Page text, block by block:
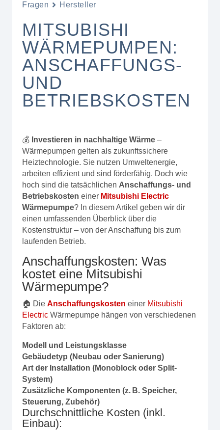
Fragen Hersteller
MITSUBISHI
WÄRMEPUMPEN:
ANSCHAFFUNGS-
UND
BETRIEBSKOSTEN
💰 Investieren in nachhaltige Wärme –
Wärmepumpen gelten als zukunftssichere
Heiztechnologie. Sie nutzen Umweltenergie,
arbeiten effizient und sind förderfähig. Doch wie
hoch sind die tatsächlichen Anschaffungs- und
Betriebskosten einer Mitsubishi Electric
Wärmepumpe? In diesem Artikel geben wir dir
einen umfassenden Überblick über die
Kostenstruktur – von der Anschaffung bis zum
laufenden Betrieb.
Anschaffungskosten: Was
kostet eine Mitsubishi
Wärmepumpe?
🏠 Die Anschaffungskosten einer Mitsubishi
Electric Wärmepumpe hängen von verschiedenen
Faktoren ab:
Modell und Leistungsklasse
Gebäudetyp (Neubau oder Sanierung)
Art der Installation (Monoblock oder Split-
System)
Zusätzliche Komponenten (z. B. Speicher,
Steuerung, Zubehör)
Durchschnittliche Kosten (inkl.
Einbau):